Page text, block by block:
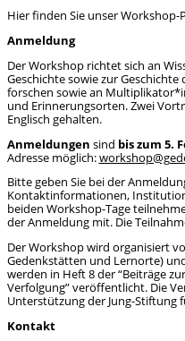
Hier finden Sie unser Workshop-
Anmeldung
Der Workshop richtet sich an
Geschichte sowie zur
forschen sowie an
und Erinnerungsorten. Zwei
Englisch gehalten.
Anmeldungen sind bis zum 5.
Adresse möglich:
Bitte geben Sie bei der
Kontaktinformationen,
beiden Workshop-Tage
der Anmeldung mit. Die
Der Workshop wird organisiert
Gedenkstätten und Lernorte)
werden in Heft 8 der “Beiträge
Verfolgung” veröffentlicht. Die
Unterstützung der Jung-Stiftung
Kontakt